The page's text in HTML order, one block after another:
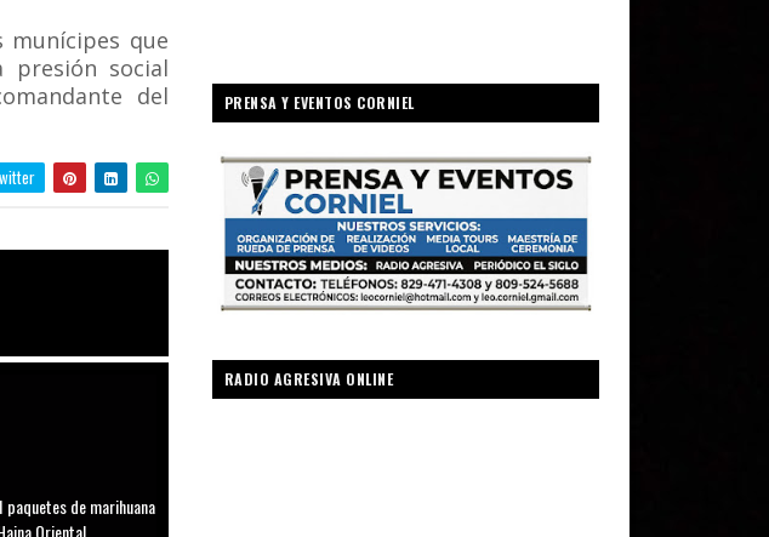
munícipes que
presión social
del
paquetes de marihuana
Oriental
PRENSA Y EVENTOS CORNIEL
RADIO AGRESIVA ONLINE